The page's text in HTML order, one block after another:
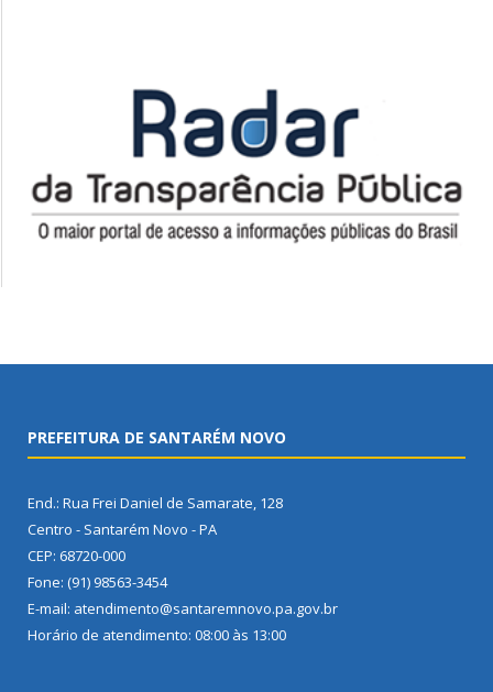
PREFEITURA DE SANTARÉM NOVO
End.: Rua Frei Daniel de Samarate, 128
Centro - Santarém Novo - PA
CEP: 68720-000
Fone: (91) 98563-3454
E-mail: atendimento@santaremnovo.pa.gov.br
Horário de atendimento: 08:00 às 13:00